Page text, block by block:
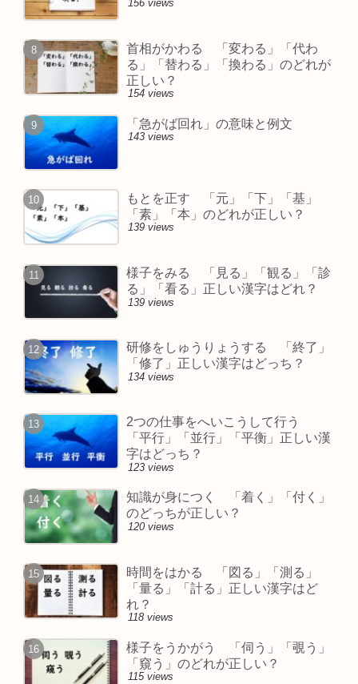
156 views
首相がかわる 「変わる」「代わ
る」「替わる」「換わる」のどれが
正しい？
154 views
「急がば回れ」の意味と例文
143 views
もとを正す 「元」「下」「基」
「素」「本」のどれが正しい？
139 views
様子をみる 「見る」「観る」「診
る」「看る」正しい漢字はどれ？
139 views
研修をしゅうりょうする 「終了」
「修了」正しい漢字はどっち？
134 views
2つの仕事をへいこうして行う
「平行」「並行」「平衡」正しい漢
字はどっち？
123 views
知識が身につく 「着く」「付く」
のどっちが正しい？
120 views
時間をはかる 「図る」「測る」
「量る」「計る」正しい漢字はど
れ？
118 views
様子をうかがう 「伺う」「覗う」
「窺う」のどれが正しい？
115 views